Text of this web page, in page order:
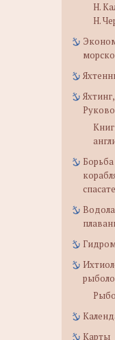
Н.
Н.
Карты